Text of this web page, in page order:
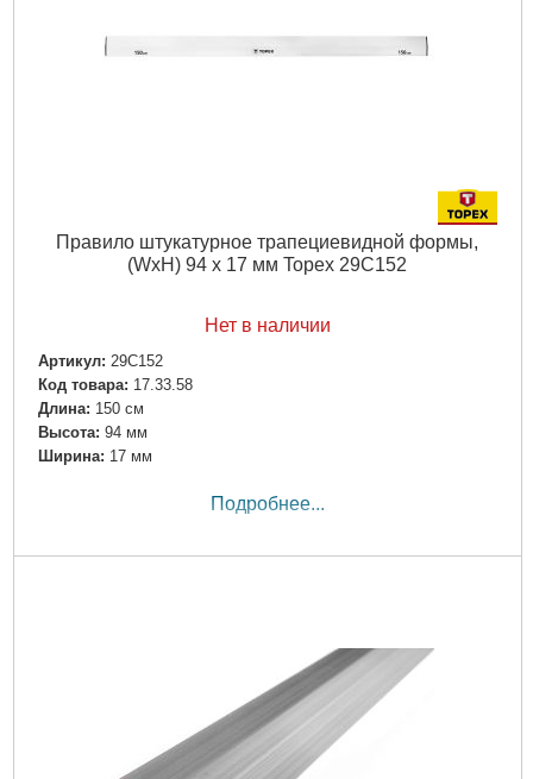
Правило штукатурное трапециевидной формы,
(WxH) 94 x 17 мм Topex 29C152
Нет в наличии
Артикул: 29C152
Код товара: 17.33.58
Длина: 150 см
Высота: 94 мм
Ширина: 17 мм
Подробнее...